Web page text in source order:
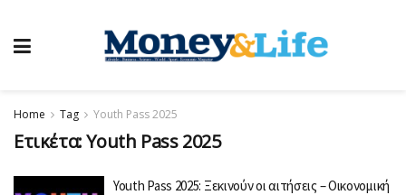
Home Tag Youth Pass 2025
Ετικέτα:Youth Pass 2025
Youth Pass 2025: Ξεκινούν οι αιτήσεις – Οικονομική